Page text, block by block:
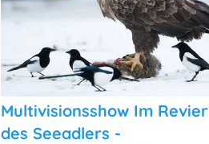
Multivisionsshow Im Revier
des Seeadlers -